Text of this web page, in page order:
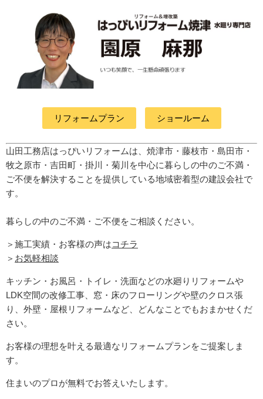
リフォームプラン ショールーム
山田工務店はっぴいリフォームは、焼津市・藤枝市・島田市・
牧之原市・吉田町 ・掛川・菊川 を中心に暮らしの中のご不満・
ご不便を解決することを提供している地域密着型の建設会社で
す。
暮らしの中のご不満・ご不便をご相談ください。
＞施工実績・お客様の声はコチラ
＞ お気軽相談
キッチン・お風呂・トイレ・洗面などの水廻りリフォームや
LDK空間の改修工事、窓・床のフローリングや壁のクロス張
り、外壁・屋根リフォームなど、どんなことでもおまかせくだ
さい。
お客様の理想を叶える最適なリフォームプランをご提案しま
す。
住まいのプロが無料でお答えいたします。